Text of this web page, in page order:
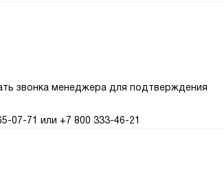
звонка менеджера для подтверждения
07-71 или +7 800 333-46-21